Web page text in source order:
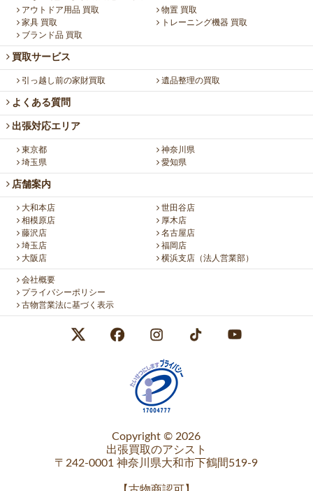
アウトドア用品 買取
物置 買取
家具 買取
トレーニング機器 買取
ブランド品 買取
買取サービス
引っ越し前の家財買取 遺品整理の買取
よくある質問
出張対応エリア
東京都
神奈川県
埼玉県
愛知県
店舗案内
大和本店
世田谷店
相模原店
厚木店
藤沢店
名古屋店
埼玉店
福岡店
大阪店
横浜支店（法人営業部）
会社概要
プライバシーポリシー
古物営業法に基づく表示
Copyright © 2026
出張買取のアシスト
〒242-0001 神奈川県大和市下鶴間519-9